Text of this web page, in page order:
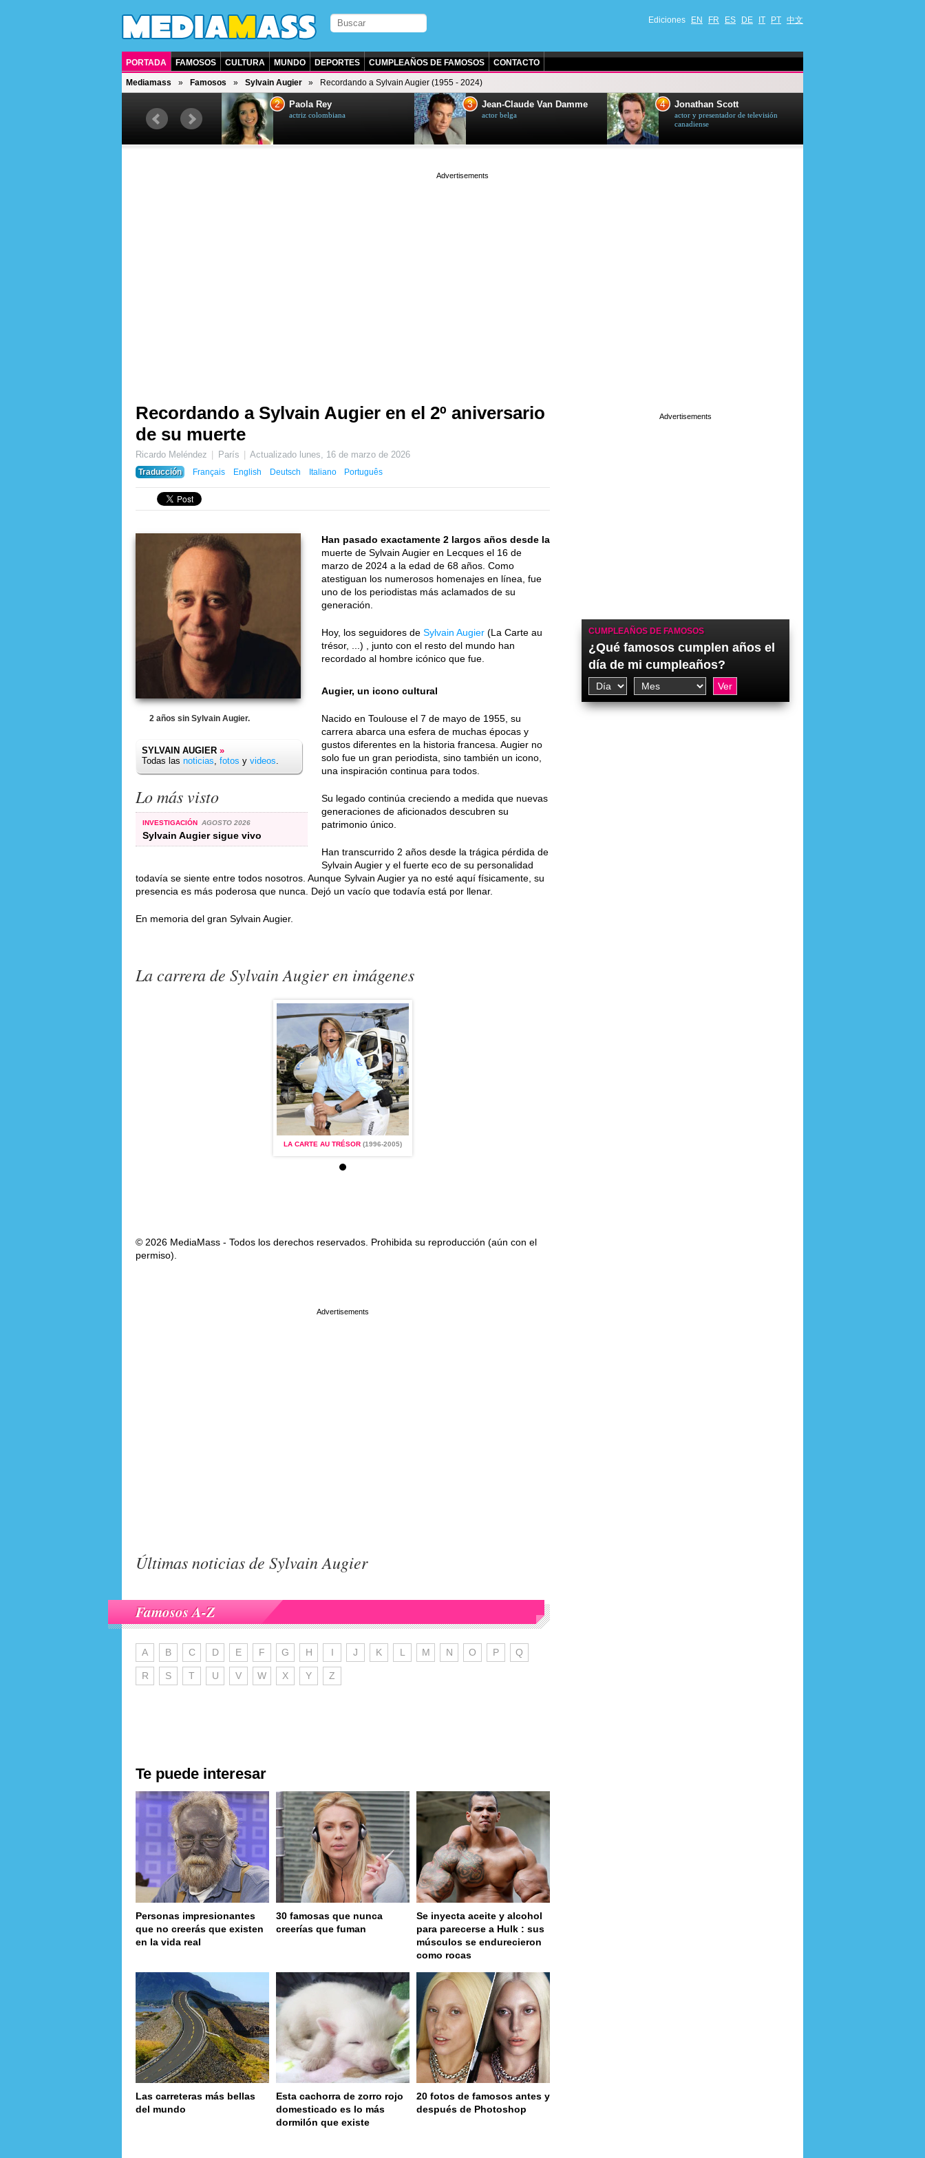
Ediciones EN FR ES DE IT PT 中文
PORTADA FAMOSOS CULTURA MUNDO DEPORTES CUMPLEAÑOS DE FAMOSOS CONTACTO
Mediamass Famosos Sylvain Augier Recordando a Sylvain Augier (1955 - 2024)
actor y presentador de televisión
2 Paola Rey
actriz colombiana
3 Jean-Claude Van Damme
actor belga
4 Jonathan Scott
actor y presentador de televisión
canadiense
Recordando a Sylvain Augier en el 2º aniversario
de su muerte
Ricardo Meléndez París Actualizado lunes, 16 de marzo de 2026
Traducción
Français English Deutsch Italiano Português
2 años sin Sylvain Augier.
SYLVAIN AUGIER »
Todas las noticias, fotos y videos.
Lo más visto
INVESTIGACIÓN AGOSTO 2026
Sylvain Augier sigue vivo
Han pasado exactamente 2 largos años desde la
muerte de Sylvain Augier en Lecques el 16 de
marzo de 2024 a la edad de 68 años. Como
atestiguan los numerosos homenajes en línea, fue
uno de los periodistas más aclamados de su
generación.
Hoy, los seguidores de Sylvain Augier (La Carte au
trésor, ...) , junto con el resto del mundo han
recordado al hombre icónico que fue.
Augier, un icono cultural
Nacido en Toulouse el 7 de mayo de 1955, su
carrera abarca una esfera de muchas épocas y
gustos diferentes en la historia francesa. Augier no
solo fue un gran periodista, sino también un icono,
una inspiración continua para todos.
Su legado continúa creciendo a medida que nuevas
generaciones de aficionados descubren su
patrimonio único.
Han transcurrido 2 años desde la trágica pérdida de
Sylvain Augier y el fuerte eco de su personalidad
todavía se siente entre todos nosotros. Aunque Sylvain Augier ya no esté aquí físicamente, su
presencia es más poderosa que nunca. Dejó un vacío que todavía está por llenar.
En memoria del gran Sylvain Augier.
La carrera de Sylvain Augier en imágenes
LA CARTE AU TRÉSOR (1996-2005)
© 2026 MediaMass - Todos los derechos reservados. Prohibida su reproducción (aún con el
permiso).
Últimas noticias de Sylvain Augier
Famosos A-Z
A B C D E F G H I J K L M N O P Q
R S T U V W X Y Z
Te puede interesar
Personas impresionantes
que no creerás que existen
en la vida real
30 famosas que nunca
creerías que fuman
Se inyecta aceite y alcohol
para parecerse a Hulk : sus
músculos se endurecieron
como rocas
Las carreteras más bellas
del mundo
Esta cachorra de zorro rojo
domesticado es lo más
dormilón que existe
20 fotos de famosos antes y
después de Photoshop
CUMPLEAÑOS DE FAMOSOS
¿Qué famosos cumplen años el
día de mi cumpleaños?